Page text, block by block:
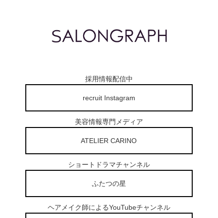
採用情報配信中
recruit Instagram
美容情報専門メディア
ATELIER CARINO
ショートドラマチャンネル
ふたつの星
ヘアメイク師によるYouTubeチャンネル